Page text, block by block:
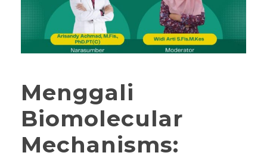
Menggali
Biomolecular
Mechanisms: